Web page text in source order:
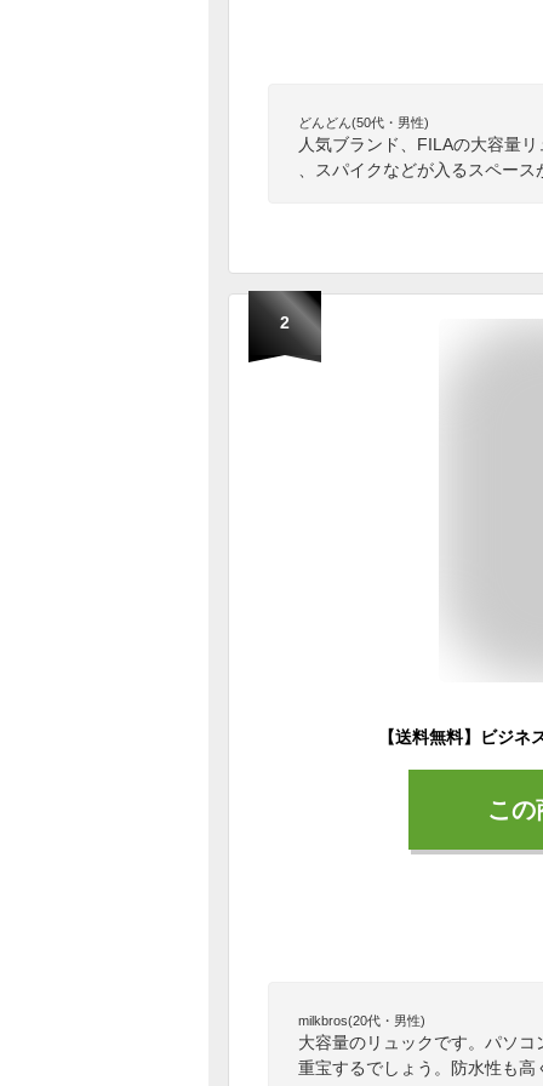
どんどん(50代・男性)
人気ブランド、FILAの大容量
、スパイクなどが入るスペー
2
こ
milkbros(20代・男性)
大容量のリュックです。パソ
重宝するでしょう。防水性も